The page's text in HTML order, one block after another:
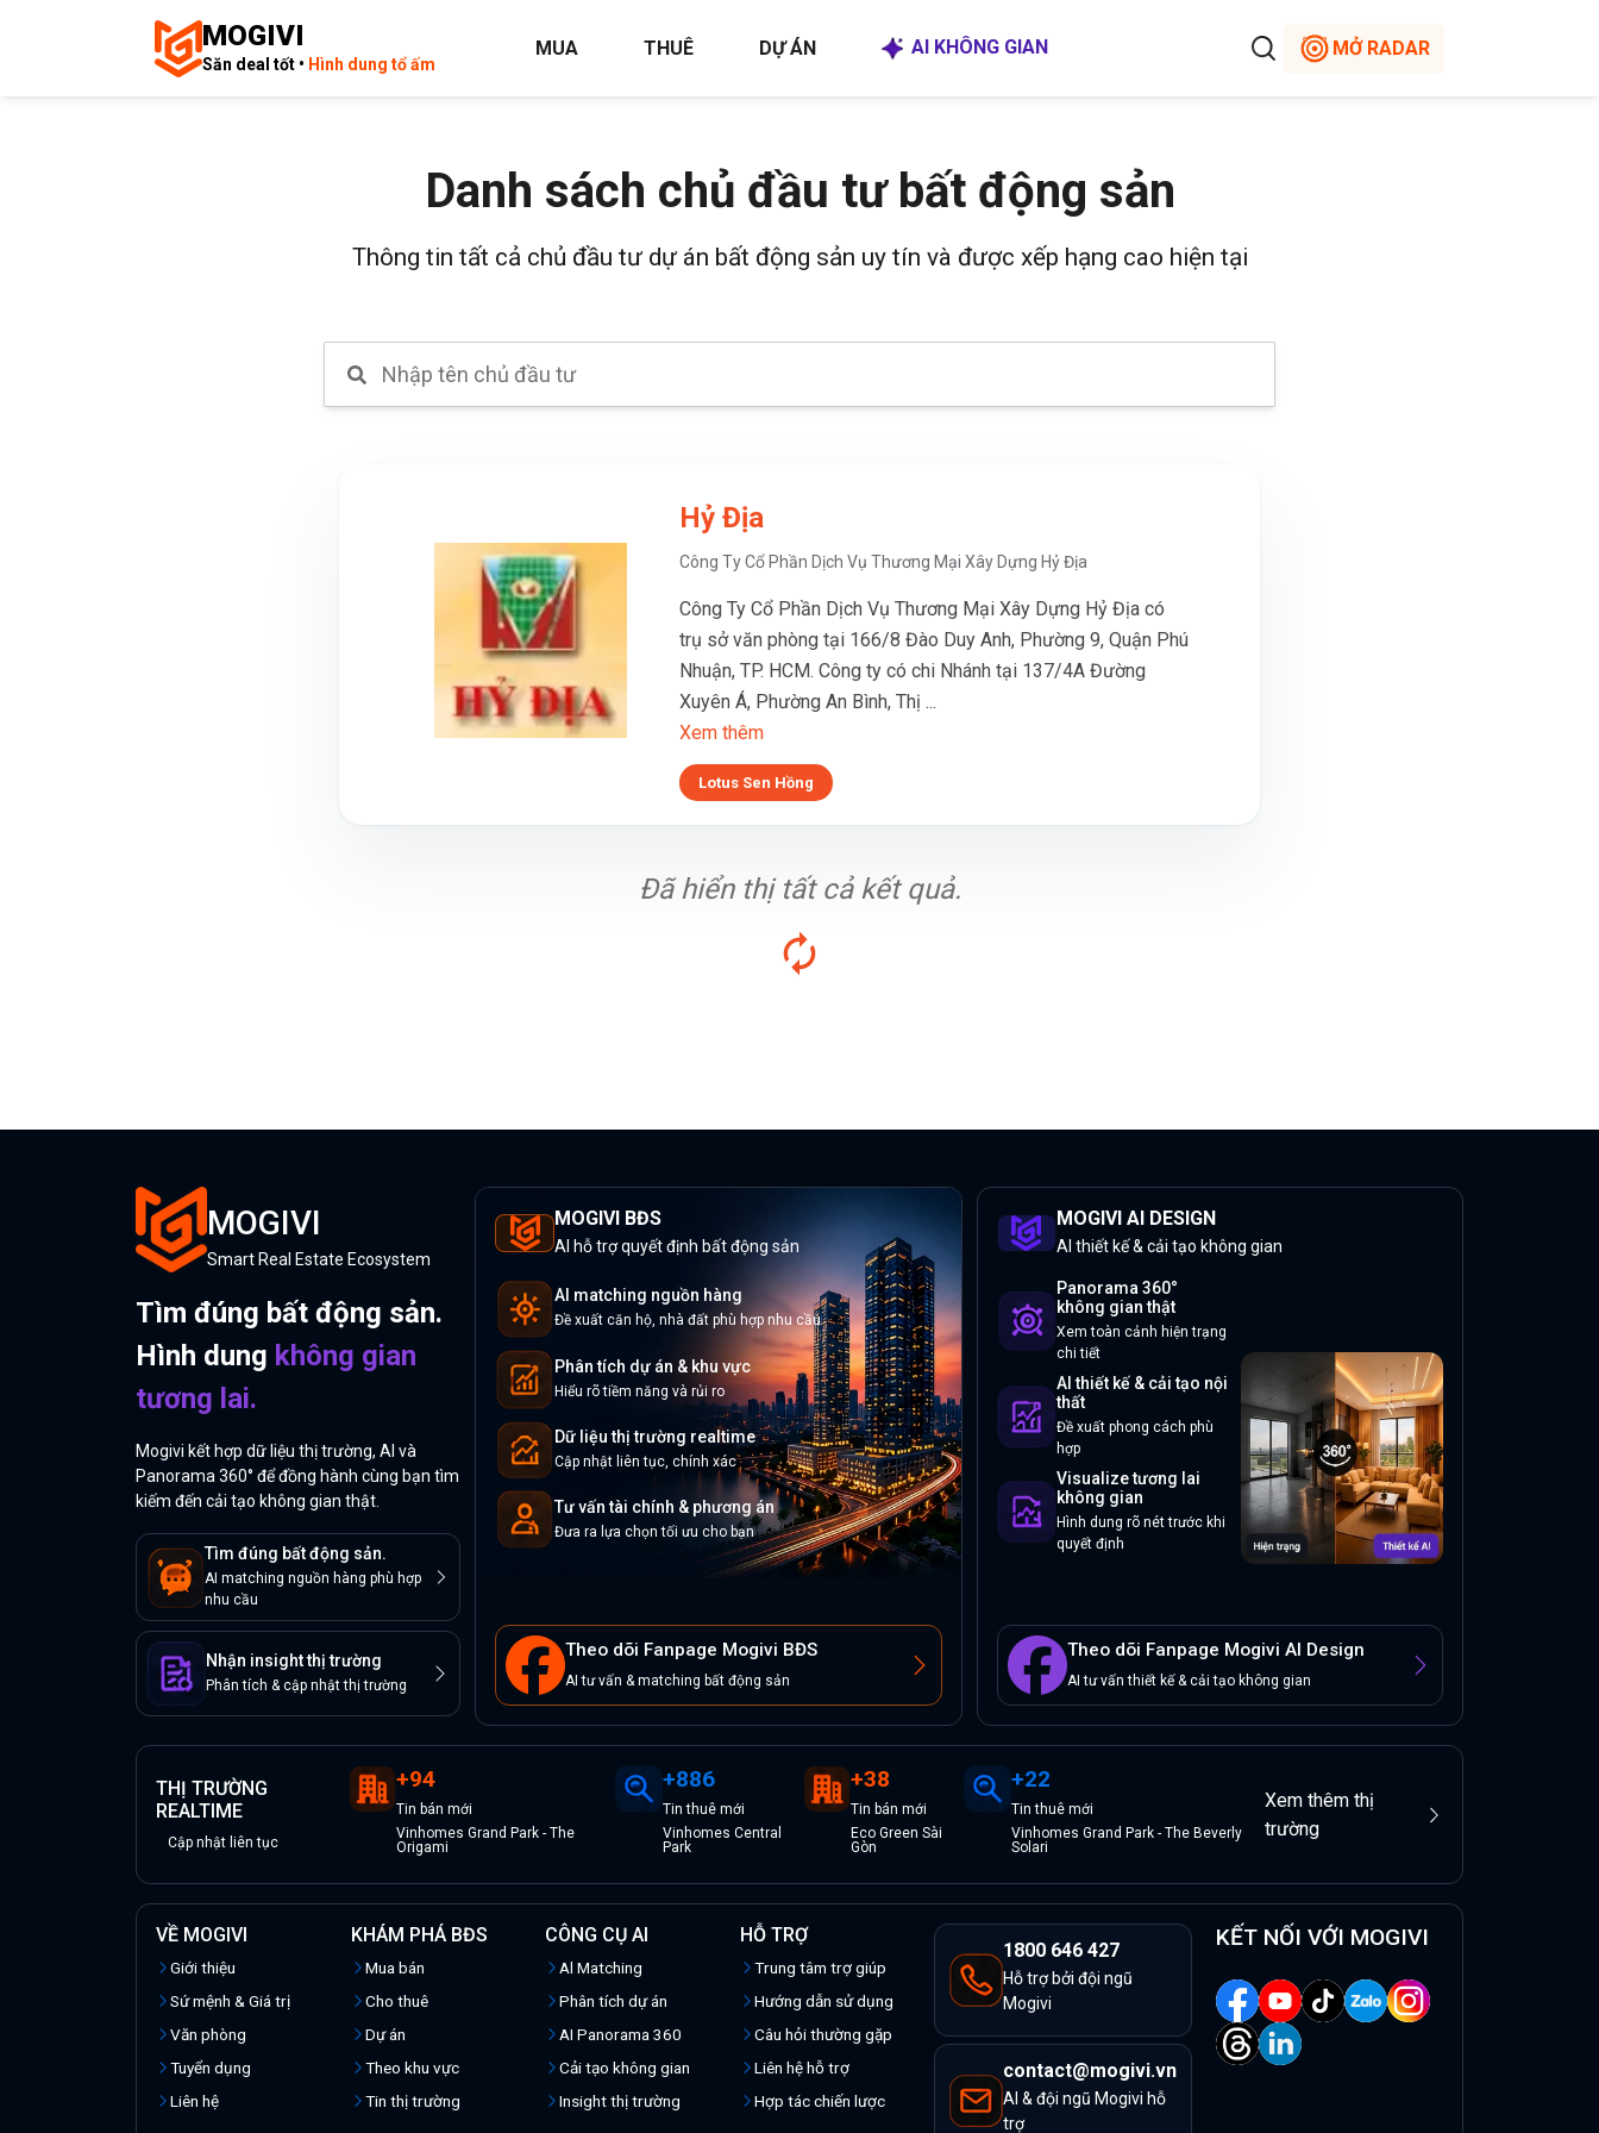
MOGIVI
Săn deal tốt • Hình dung tổ ấm
MUA THUÊ DỰ ÁN AI KHÔNG GIAN MỞ RADAR
Danh sách chủ đầu tư bất động sản
Thông tin tất cả chủ đầu tư dự án bất động sản uy tín và được xếp hạng cao hiện tại
Hỷ Địa
Công Ty Cổ Phần Dịch Vụ Thương Mại Xây Dựng Hỷ Địa
Công Ty Cổ Phần Dịch Vụ Thương Mại Xây Dựng Hỷ Địa có
trụ sở văn phòng tại 166/8 Đào Duy Anh, Phường 9, Quận Phú
Nhuận, TP. HCM. Công ty có chi Nhánh tại 137/4A Đường
Xuyên Á, Phường An Bình, Thị ...
Xem thêm
Lotus Sen Hồng
Đã hiển thị tất cả kết quả.
MOGIVI
Smart Real Estate Ecosystem
Tìm đúng bất động sản.
Hình dung không gian
tương lai.
Mogivi kết hợp dữ liệu thị trường, AI và
Panorama 360° để đồng hành cùng bạn tìm
kiếm đến cải tạo không gian thật.
Tìm đúng bất động sản.
AI matching nguồn hàng phù hợp
nhu cầu
Nhận insight thị trường
Phân tích & cập nhật thị trường
MOGIVI BĐS
AI hỗ trợ quyết định bất động sản
AI matching nguồn hàng
Đề xuất căn hộ, nhà đất phù hợp nhu cầu
Phân tích dự án & khu vực
Hiểu rõ tiềm năng và rủi ro
Dữ liệu thị trường realtime
Cập nhật liên tục, chính xác
Tư vấn tài chính & phương án
Đưa ra lựa chọn tối ưu cho bạn
Theo dõi Fanpage Mogivi BĐS
AI tư vấn & matching bất động sản
MOGIVI AI DESIGN
AI thiết kế & cải tạo không gian
Panorama 360°
không gian thật
Xem toàn cảnh hiện trạng
chi tiết
AI thiết kế & cải tạo nội
thất
Đề xuất phong cách phù
hợp
Visualize tương lai
không gian
Hình dung rõ nét trước khi
quyết định
Theo dõi Fanpage Mogivi AI Design
AI tư vấn thiết kế & cải tạo không gian
THỊ TRƯỜNG
REALTIME
Cập nhật liên tục
+94
Tin bán mới
Vinhomes Grand Park - The
Origami
+886
Tinthuê mới
Vinhomes Central
Park
+38
Tin bán mới
Eco Green Sài
Gòn
+22
Tinthuêmới
Vinhomes Grand Park - The Beverly
Solari
Xem thêm thị
trường
VỀ MOGIVI
Giới thiệu
Sứ mệnh & Giá trị
Văn phòng
Tuyển dụng
Liên hệ
KHÁM PHÁ BĐS
Mua bán
Cho thuê
Dự án
Theo khu vực
Tin thị trường
CÔNG CỤ AI
Al Matching
Phân tích dự án
AI Panorama 360
Cải tạo không gian
Insight thị trường
HỖ TRỢ
Trung tâm trợ giúp
Hướng dẫn sử dụng
Câu hỏi thường gặp
Liên hệ hỗ trợ
Hợp tác chiến lược
1800 646 427
Hỗ trợ bởi đội ngũ
Mogivi
contact@mogivi.vn
AI & đội ngũ Mogivi hỗ
trợ
KẾT NỐI VỚI MOGIVI